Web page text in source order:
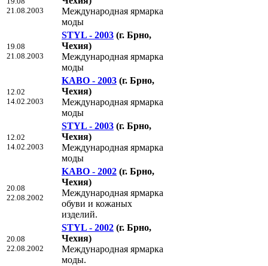
21.08.2003
Международная ярмарка
моды
19.08
21.08.2003
STYL - 2003 (г. Брно,
Чехия)
Международная ярмарка
моды
12.02
14.02.2003
KABO - 2003 (г. Брно,
Чехия)
Международная ярмарка
моды
12.02
14.02.2003
STYL - 2003 (г. Брно,
Чехия)
Международная ярмарка
моды
20.08
22.08.2002
KABO - 2002 (г. Брно,
Чехия)
Международная ярмарка
обуви и кожаных
изделий.
20.08
22.08.2002
STYL - 2002 (г. Брно,
Чехия)
Международная ярмарка
моды.